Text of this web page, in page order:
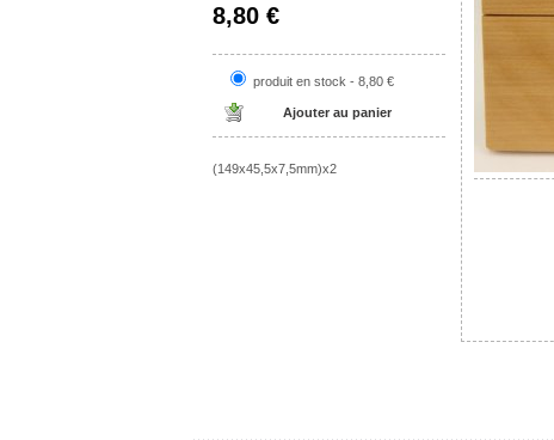
8,80 €
produit en stock - 8,80 €
(149x45,5x7,5mm)x2